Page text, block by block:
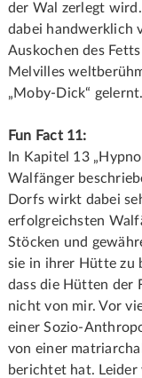
der Wal zerlegt
dabei handwerklich
Auskochen des
Melvilles
„Moby-Dick“ gelernt.
Fun Fact 11:
In Kapitel 13
Walfänger
Dorfs wirkt dabei
erfolgreichsten
Stöcken und
sie in ihrer Hütte zu
dass die Hütten der
nicht von mir. Vor
einer Sozio-
von einer
berichtet hat.